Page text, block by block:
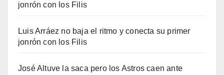
jonrón con los Filis
Luis Arráez no baja el ritmo y conecta su primer
jonrón con los Filis
José Altuve la saca pero los Astros caen ante